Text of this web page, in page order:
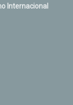
Internacional